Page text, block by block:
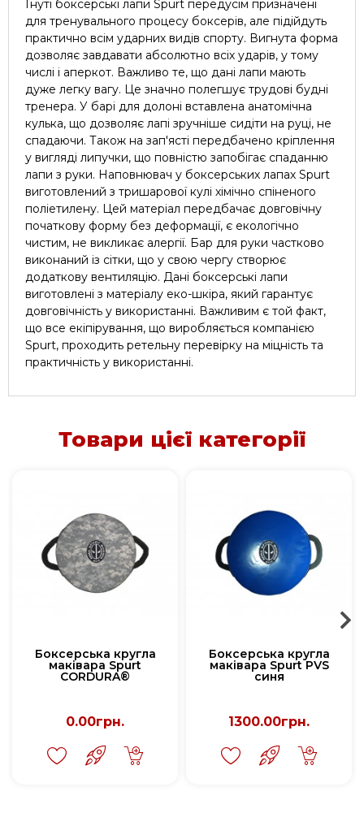
Гнуті боксерські лапи Spurt передусім призначені
для тренувального процесу боксерів, але підійдуть
практично всім ударних видів спорту. Вигнута форма
дозволяє завдавати абсолютно всіх ударів, у тому
числі і аперкот. Важливо те, що дані лапи мають
дуже легку вагу. Це значно полегшує трудові будні
тренера. У барі для долоні вставлена ​​анатомічна
кулька, що дозволяє лапі зручніше сидіти на руці, не
спадаючи. Також на зап'ясті передбачено кріплення
у вигляді липучки, що повністю запобігає спаданню
лапи з руки. Наповнювач у боксерських лапах Spurt
виготовлений з тришарової кулі хімічно спіненого
поліетилену. Цей матеріал передбачає довговічну
початкову форму без деформації, є екологічно
чистим, не викликає алергії. Бар для руки частково
виконаний із сітки, що у свою чергу створює
додаткову вентиляцію. Дані боксерські лапи
виготовлені з матеріалу еко-шкіра, який гарантує
довговічність у використанні. Важливим є той факт,
що все екіпірування, що виробляється компанією
Spurt, проходить ретельну перевірку на міцність та
практичність у використанні.
Товари цієї категорії
Боксерська кругла
маківара Spurt
CORDURA®
0.00грн.
Боксерська кругла
маківара Spurt PVS
синя
1300.00грн.